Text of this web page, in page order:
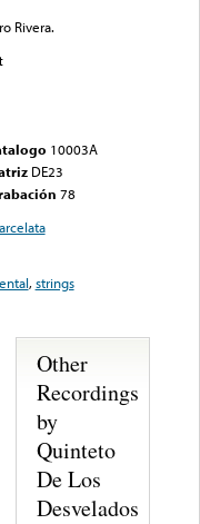
Rivera.
10003A
DE23
78
,strings
Other
Recordings
by
Quinteto
De Los
Desvelados